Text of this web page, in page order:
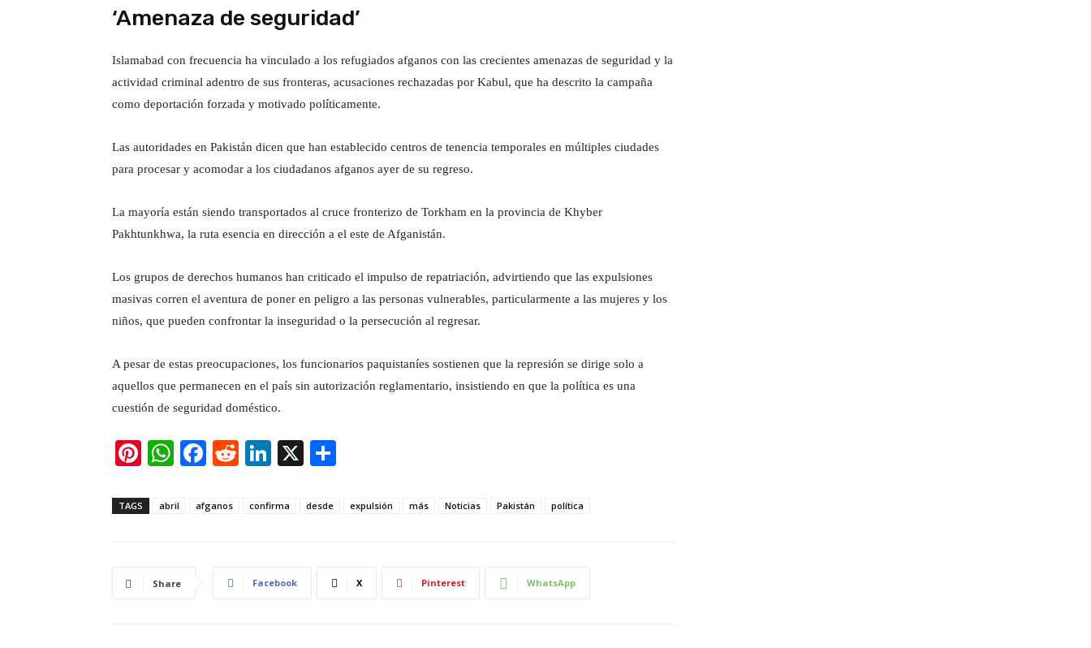
‘Amenaza de seguridad’
Islamabad con frecuencia ha vinculado a los refugiados afganos con las crecientes amenazas de seguridad y la
actividad criminal adentro de sus fronteras, acusaciones rechazadas por Kabul, que ha descrito la campaña
como deportación forzada y motivado políticamente.
Las autoridades en Pakistán dicen que han establecido centros de tenencia temporales en múltiples ciudades
para procesar y acomodar a los ciudadanos afganos ayer de su regreso.
La mayoría están siendo transportados al cruce fronterizo de Torkham en la provincia de Khyber
Pakhtunkhwa, la ruta esencia en dirección a el este de Afganistán.
Los grupos de derechos humanos han criticado el impulso de repatriación, advirtiendo que las expulsiones
masivas corren el aventura de poner en peligro a las personas vulnerables, particularmente a las mujeres y los
niños, que pueden confrontar la inseguridad o la persecución al regresar.
A pesar de estas preocupaciones, los funcionarios paquistaníes sostienen que la represión se dirige solo a
aquellos que permanecen en el país sin autorización reglamentario, insistiendo en que la política es una
cuestión de seguridad doméstico.
Pi
er
W
at
p
F
c
R
d
Li
k
n
X
ar
TAGS abril afganos confirma desde expulsión más Noticias Pakistán política
Share Facebook X Pinterest WhatsApp